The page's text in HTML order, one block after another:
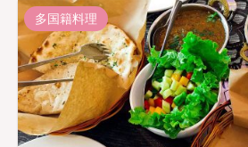
多国籍料理